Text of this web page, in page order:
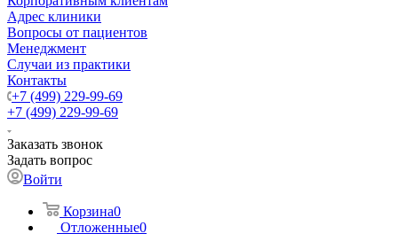
Адрес клиники
Вопросы от пациентов
Менеджмент
Случаи из практики
Контакты
+7 (499) 229-99-69
+7 (499) 229-99-69
Заказать звонок
Задать вопрос
Войти
Корзина0
Отложенные0